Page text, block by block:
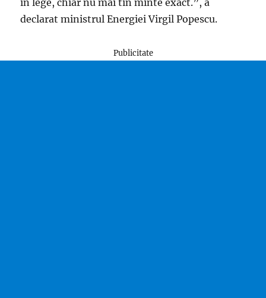
in lege, chiar nu mai tin minte exact.”, a
declarat ministrul Energiei Virgil Popescu.
Publicitate